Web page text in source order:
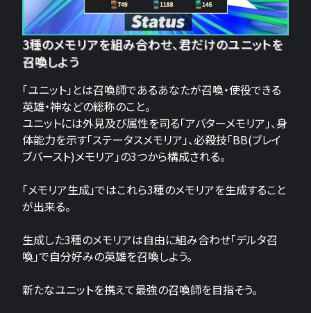
3種のメモリアを組み合わせ、君だけのユニットを
召喚しよう
「ユニット」とは召喚師であるあなたが召喚・使役できる
英雄・神などの総称のこと。
ユニットには外見及び属性を司る「アバターメモリア」、身
体能力を示す「ステータスメモリア」、必殺技「BB(ブレイ
ブバースト)メモリア」の3つから構成される。
「メモリア生成」ではこれら3種のメモリアを生成すること
が出来る。
生成した3種のメモリアは自由に組み合わせ「デルタ召
喚」で自分好みの英雄を召喚しよう。
新たなユニットを携えて最強の召喚師を目指そう。